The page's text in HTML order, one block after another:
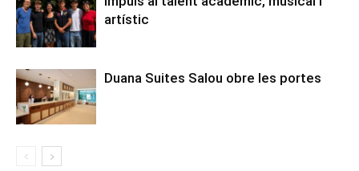
artístic
Duana Suites Salou obre les portes